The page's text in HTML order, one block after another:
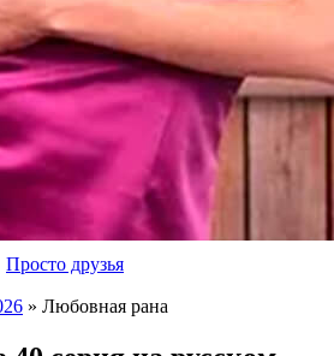
Просто друзья
» Любовная рана